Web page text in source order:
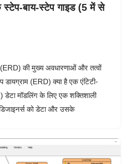
बाय-स्टेप गाइड (5 में से
(ERD) की मुख्य अवधारणाओं और तत्वों
डायग्राम (ERD) क्या है एक एंटिटी-
डेटा मॉडलिंग के लिए एक शक्तिशाली
को डेटा और उसके